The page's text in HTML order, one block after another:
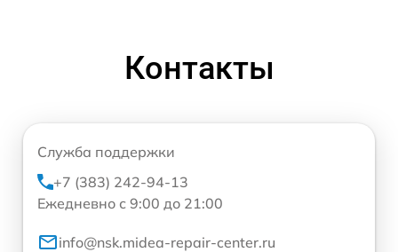
Контакты
Служба поддержки
+7 (383) 242-94-13
Ежедневно с 9:00 до 21:00
info@nsk.midea-repair-center.ru